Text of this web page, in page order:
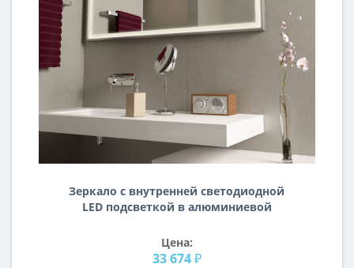
Зеркало с внутренней светодиодной
LED подсветкой в алюминиевой
Цена:
33 674 ₽